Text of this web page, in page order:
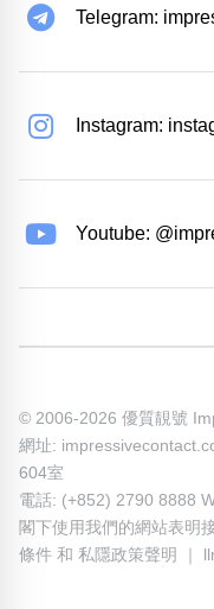
Telegram:
Instagram:
Youtube:
© 2006-2026 優質靚號
網址:
604室
電話: (+852) 2790 8888
閣下使用我們的網站表明
條件 和 私隱政策聲明